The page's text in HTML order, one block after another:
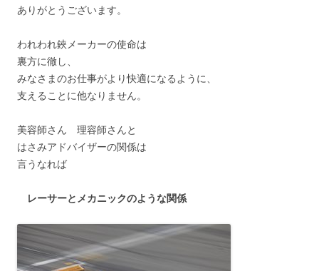
ありがとうございます。
われわれ鋏メーカーの使命は
裏方に徹し、
みなさまのお仕事がより快適になるように、
支えることに他なりません。
美容師さん 理容師さんと
はさみアドバイザーの関係は
言うなれば
レーサーとメカニックのような関係